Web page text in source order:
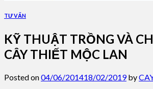
TƯ VẤN
KỸ THUẬT TRỒNG VÀ
CÂY THIẾT MỘC LAN
Posted on04/06/201418/02/2019by